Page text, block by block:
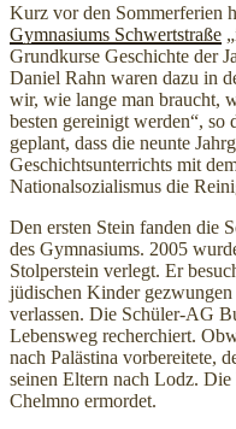
Kurz vor den Sommerferien
Gymnasiums Schwertstraße
Grundkurse Geschichte der
Daniel Rahn waren dazu in
wir, wie lange man braucht,
besten gereinigt werden“, so
geplant, dass die neunte
Geschichtsunterrichts mit
Nationalsozialismus die
Den ersten Stein fanden die
des Gymnasiums. 2005
Stolperstein verlegt. Er
jüdischen Kinder
verlassen. Die Schüler-AG
Lebensweg recherchiert.
nach Palästina vorbereitete,
seinen Eltern nach Lodz.
Chelmno ermordet.